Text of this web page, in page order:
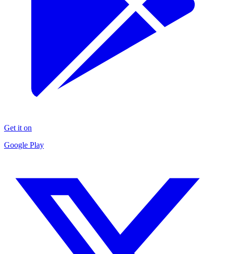
Get it on
Google Play